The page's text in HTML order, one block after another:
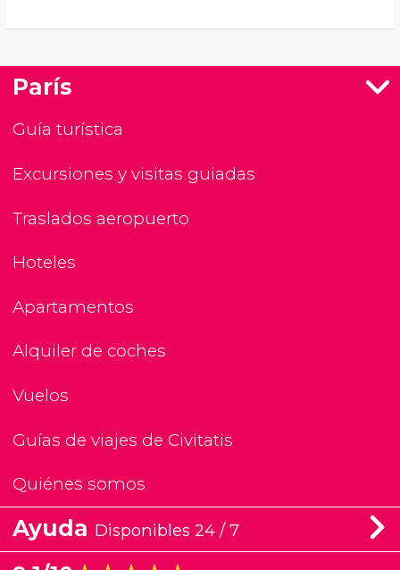
París
Guía turística
Excursiones y visitas guiadas
Traslados aeropuerto
Hoteles
Apartamentos
Alquiler de coches
Vuelos
Guías de viajes de Civitatis
Quiénes somos
Ayuda Disponibles 24 / 7